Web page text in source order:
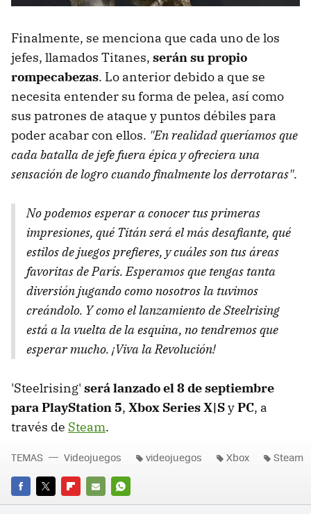
Finalmente, se menciona que cada uno de los
jefes, llamados Titanes, serán su propio
rompecabezas. Lo anterior debido a que se
necesita entender su forma de pelea, así como
sus patrones de ataque y puntos débiles para
poder acabar con ellos. "En realidad queríamos que
cada batalla de jefe fuera épica y ofreciera una
sensación de logro cuando finalmente los derrotaras".
No podemos esperar a conocer tus primeras
impresiones, qué Titán será el más desafiante, qué
estilos de juegos prefieres, y cuáles son tus áreas
favoritas de París. Esperamos que tengas tanta
diversión jugando como nosotros la tuvimos
creándolo. Y como el lanzamiento de Steelrising
está a la vuelta de la esquina, no tendremos que
esperar mucho. ¡Viva la Revolución!
'Steelrising' será lanzado el 8 de septiembre
para PlayStation 5, Xbox Series X|SyPC, a
través de Steam.
FACEBOOK
TWITTERFLIPBOARD
E-
WHATSAPP
TEMAS Videojuegos videojuegos Xbox Steam